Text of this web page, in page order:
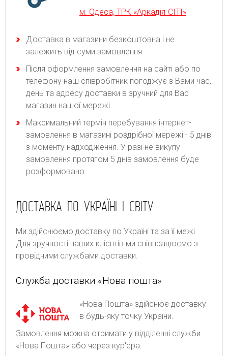
м. Одеса, ТРК «Аркадія-СІТІ»
Доставка в магазини безкоштовна і не
залежить від суми замовлення.
Після оформлення замовлення на сайті або по
телефону наш співробітник погоджує з Вами час,
день та адресу доставки в зручний для Вас
магазин нашої мережі.
Максимальний термін перебування інтернет-
замовлення в магазині роздрібної мережі - 5 днів
з моменту надходження. У разі не викупу
замовлення протягом 5 днів замовлення буде
розформовано.
ДОСТАВКА ПО УКРАЇНІ І СВІТУ
Ми здійснюємо доставку по Україні та за її межі.
Для зручності наших клієнтів ми співпрацюємо з
провідними службами доставки.
Служба доставки «Нова пошта»
«Нова Пошта» здійснює доставку
в будь-яку точку України.
Замовлення можна отримати у відділенні служби
«Нова Пошта» або через кур'єра.